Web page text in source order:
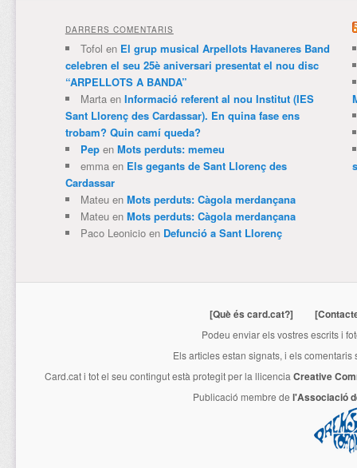
DARRERS COMENTARIS
Tofol en El grup musical Arpellots Havaneres Band
celebren el seu 25è aniversari presentat el nou disc
“ARPELLOTS A BANDA”
Martaen Informació referent al nou Institut (IES
Sant Llorenç des Cardassar). En quina fase ens
trobam? Quin camí queda?
Pepen Mots perduts: memeu
emmaen Els gegants de Sant Llorenç des
Cardassar
Mateuen Mots perduts: Càgola merdançana
Mateuen Mots perduts: Càgola merdançana
Paco Leonicioen Defunció a Sant Llorenç
[Què és card.cat?]
Podeu enviar els vostres escrits i
Els articles estan signats, i els
Card.cati tot el seu contingut està protegit per la llicencia Creative
Publicació membre de l'Associació